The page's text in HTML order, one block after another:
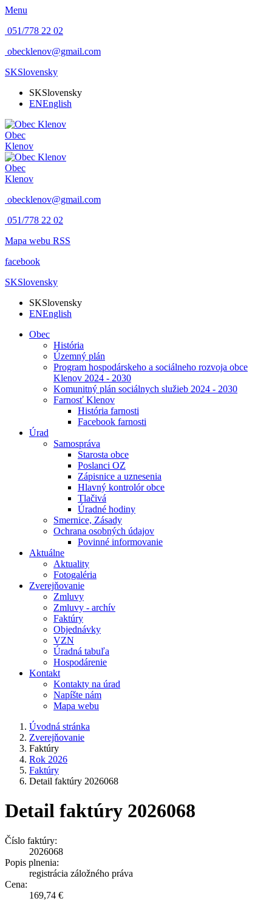
Menu
051/778 22 02
obecklenov@gmail.com
SKSlovensky
SKSlovensky
ENEnglish
Obec
Klenov
Obec
Klenov
obecklenov@gmail.com
051/778 22 02
Mapa webu RSS
facebook
SKSlovensky
SKSlovensky
ENEnglish
Obec
História
Územný plán
Program hospodárskeho a sociálneho rozvoja obce
Klenov 2024 - 2030
Komunitný plán sociálnych služieb 2024 - 2030
Farnosť Klenov
História farnosti
Facebook farnosti
Úrad
Samospráva
Starosta obce
Poslanci OZ
Zápisnice a uznesenia
Hlavný kontrolór obce
Tlačivá
Úradné hodiny
Smernice, Zásady
Ochrana osobných údajov
Povinné informovanie
Aktuálne
Aktuality
Fotogaléria
Zverejňovanie
Zmluvy
Zmluvy - archív
Faktúry
Objednávky
VZN
Úradná tabuľa
Hospodárenie
Kontakt
Kontakty na úrad
Napíšte nám
Mapa webu
Úvodná stránka
Zverejňovanie
Faktúry
Rok 2026
Faktúry
Detail faktúry 2026068
Detail faktúry 2026068
Číslo faktúry:
2026068
Popis plnenia:
registrácia záložného práva
Cena:
169,74 €